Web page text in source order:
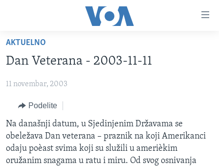
glavni
sadržaj
na
navigaciju
Idi
na
pretragu
AMERIKA
BALKAN
GLOBALNE TEME
EKONOMIJA
NAUKA I TEHNOLOGIJA
TV PROGRAM
OTVORENI STUDIO
IZ AMERIKE
Learning English
PRATITE NAS
AKTUELNO
Dan Veterana - 2003-11-11
11 novembar, 2003
Podelite
Na današnji datum, u Sjedinjenim Državama se
obeležava Dan veterana – praznik na koji Amerikanci
odaju poèast svima koji su služili u amerièkim
oružanim snagama u ratu i miru. Od svog osnivanja